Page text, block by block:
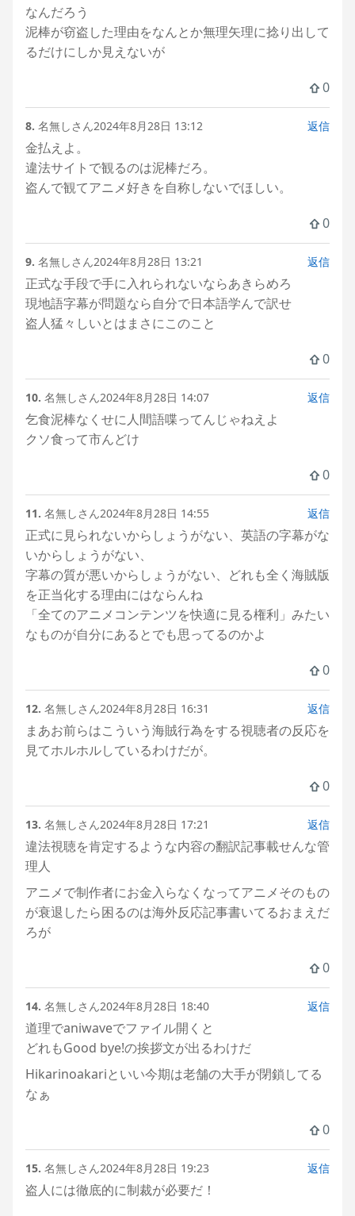
なんだろう
泥棒が窃盗した理由をなんとか無理矢理に捻り出して
るだけにしか見えないが
0
8. 名無しさん2024年8月28日 13:12 返信
金払えよ。
違法サイトで観るのは泥棒だろ。
盗んで観てアニメ好きを自称しないでほしい。
0
9. 名無しさん2024年8月28日 13:21 返信
正式な手段で手に入れられないならあきらめろ
現地語字幕が問題なら自分で日本語学んで訳せ
盗人猛々しいとはまさにこのこと
0
10. 名無しさん2024年8月28日 14:07 返信
乞食泥棒なくせに人間語喋ってんじゃねえよ
クソ食って市んどけ
0
11. 名無しさん2024年8月28日 14:55 返信
正式に見られないからしょうがない、英語の字幕がな
いからしょうがない、
字幕の質が悪いからしょうがない、どれも全く海賊版
を正当化する理由にはならんね
「全てのアニメコンテンツを快適に見る権利」みたい
なものが自分にあるとでも思ってるのかよ
0
12. 名無しさん2024年8月28日 16:31 返信
まあお前らはこういう海賊行為をする視聴者の反応を
見てホルホルしているわけだが。
0
13. 名無しさん2024年8月28日 17:21 返信
違法視聴を肯定するような内容の翻訳記事載せんな管
理人
アニメで制作者にお金入らなくなってアニメそのもの
が衰退したら困るのは海外反応記事書いてるおまえだ
ろが
0
14. 名無しさん2024年8月28日 18:40 返信
道理でaniwaveでファイル開くと
どれもGood bye!の挨拶文が出るわけだ
Hikarinoakariといい今期は老舗の大手が閉鎖してる
なぁ
0
15. 名無しさん2024年8月28日 19:23 返信
盗人には徹底的に制裁が必要だ！